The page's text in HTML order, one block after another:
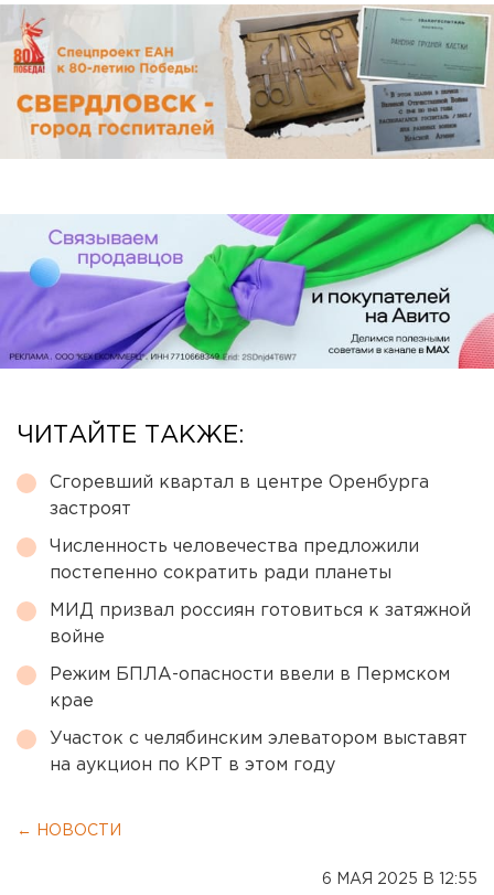
ЧИТАЙТЕ ТАКЖЕ:
Сгоревший квартал в центре Оренбурга
застроят
Численность человечества предложили
постепенно сократить ради планеты
МИД призвал россиян готовиться к затяжной
войне
Режим БПЛА-опасности ввели в Пермском
крае
Участок с челябинским элеватором выставят
на аукцион по КРТ в этом году
← НОВОСТИ
6 МАЯ 2025 В 12:55